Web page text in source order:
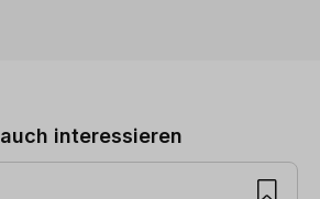
interessieren